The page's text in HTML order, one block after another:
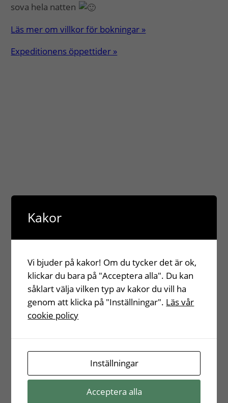
sova hela natten
Läs mer om villkor för bokningar »
Expeditionens öppettider »
Kakor
Vi bjuder på kakor! Om du tycker det är ok,
klickar du bara på "Acceptera alla". Du kan
såklart välja vilken typ av kakor du vill ha
genom att klicka på "Inställningar". Läs vår
cookie policy
Inställningar
Acceptera alla